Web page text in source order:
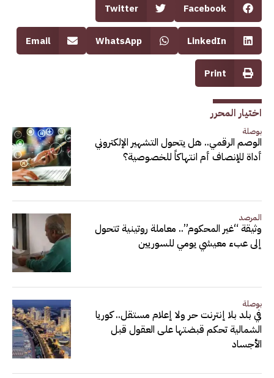
Facebook
Twitter
LinkedIn
WhatsApp
Email
Print
اختيار المحرر
بوصلة
الوصم الرقمي.. هل يتحول التشهير الإلكتروني
أداة للإنصاف أم انتهاكاً للخصوصية؟
المرصد
وثيقة “غير المحكوم”.. معاملة روتينية تتحول
إلى عبء معيشي يومي للسوريين
بوصلة
في بلد بلا إنترنت حر ولا إعلام مستقل.. كوريا
الشمالية تحكم قبضتها على العقول قبل
الأجساد